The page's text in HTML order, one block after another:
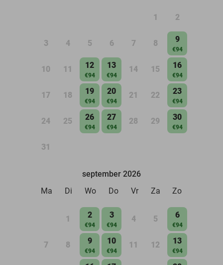
1 2
3 4 5 6 7 8 9
€94
10 11 12
€94
13
€94
14 15 16
€94
17 18 19
€94
20
€94
21 22 23
€94
24 25 26
€94
27
€94
28 29 30
€94
31
september 2026
Ma
Di Wo Do Vr Za Zo
1 2
€94
3
€94
4 5 6
€94
7 8 9
€94
10
€94
11 12 13
€94